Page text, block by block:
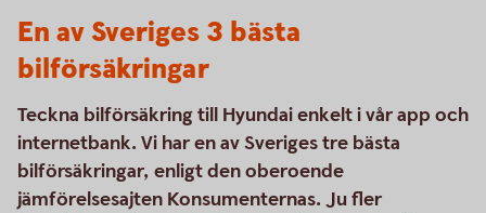
En av Sveriges 3 bästa
bilförsäkringar
Teckna bilförsäkring till Hyundai enkelt i vår app och
internetbank. Vi har en av Sveriges tre bästa
bilförsäkringar, enligt den oberoende
jämförelsesajten Konsumenternas. Ju fler